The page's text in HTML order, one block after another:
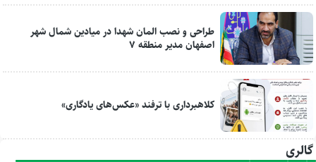
طراحی و نصب المان شهدا در میادین شمال شهر
اصفهان مدیر منطقه ۷
کلاهبرداری با ترفند «عکس‌های یادگاری»
گالری